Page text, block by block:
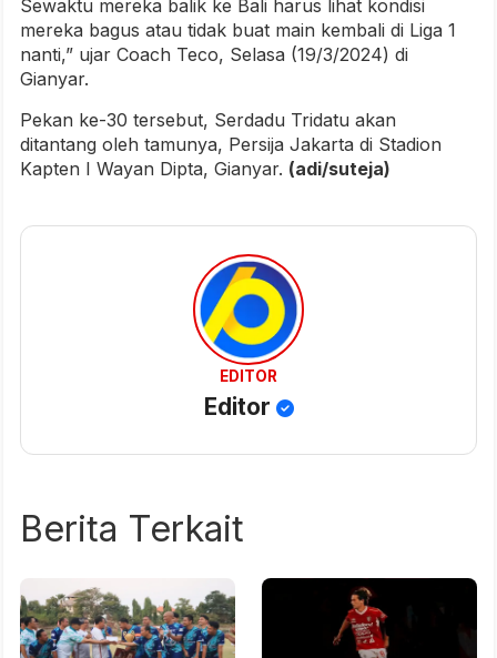
Sewaktu mereka balik ke Bali harus lihat kondisi
mereka bagus atau tidak buat main kembali di Liga 1
nanti,” ujar Coach Teco, Selasa (19/3/2024) di
Gianyar.
Pekan ke-30 tersebut, Serdadu Tridatu akan
ditantang oleh tamunya, Persija Jakarta di Stadion
Kapten I Wayan Dipta, Gianyar. (adi/suteja)
EDITOR
Editor
Berita Terkait